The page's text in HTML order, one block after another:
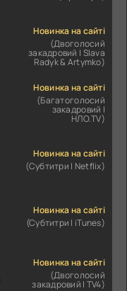
Новинка на сайті
(Двоголосий
закадровий | Slava
Radyk & Artymko)
Новинка на сайті
(Багатоголосий
закадровий |
НЛО.TV)
Новинка на сайті
(Субтитри | Netflix)
Новинка на сайті
(Субтитри | iTunes)
Новинка на сайті
(Двоголосий
закадровий | TV4)